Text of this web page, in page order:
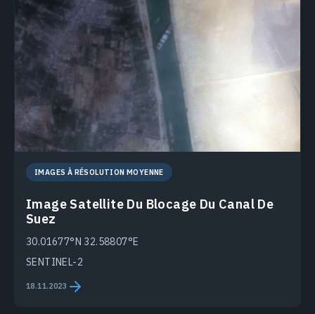
IMAGES À RÉSOLUTION MOYENNE
Image Satellite Du Blocage Du Canal De
Suez
30.01677°N 32.58807°E
SENTINEL-2
18.11.2023